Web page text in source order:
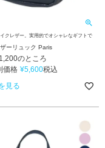
クレザー。実用的でオシャレなギフトで
ーリュック Paris
のところ
価格 ¥5,600税込
見る